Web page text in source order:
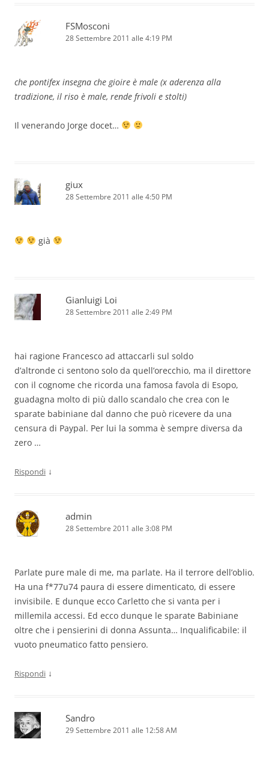
FSMosconi
28 Settembre 2011 alle 4:19 PM
che pontifex insegna che gioire è male (x aderenza alla
tradizione, il riso è male, rende frivoli e stolti)
Il venerando Jorge docet…
giux
28 Settembre 2011 alle 4:50 PM
già
Gianluigi Loi
28 Settembre 2011 alle 2:49 PM
hai ragione Francesco ad attaccarli sul soldo
d’altronde ci sentono solo da quell’orecchio, ma il direttore
con il cognome che ricorda una famosa favola di Esopo,
guadagna molto di più dallo scandalo che crea con le
sparate babiniane dal danno che può ricevere da una
censura di Paypal. Per lui la somma è sempre diversa da
zero …
Rispondi ↓
admin
28 Settembre 2011 alle 3:08 PM
Parlate pure male di me, ma parlate. Ha il terrore dell’oblio.
Ha una f*77u74 paura di essere dimenticato, di essere
invisibile. E dunque ecco Carletto che si vanta per i
millemila accessi. Ed ecco dunque le sparate Babiniane
oltre che i pensierini di donna Assunta… Inqualificabile: il
vuoto pneumatico fatto pensiero.
Rispondi ↓
Sandro
29 Settembre 2011 alle 12:58 AM